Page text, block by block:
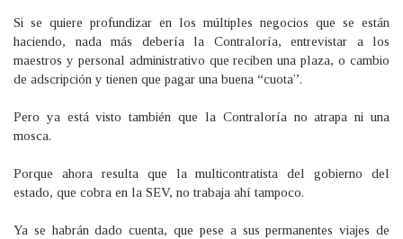
Si se quiere profundizar en los múltiples negocios que se están
haciendo, nada más debería la Contraloría, entrevistar a los
maestros y personal administrativo que reciben una plaza, o cambio
de adscripción y tienen que pagar una buena “cuota”.
Pero ya está visto también que la Contraloría no atrapa ni una
mosca.
Porque ahora resulta que la multicontratista del gobierno del
estado, que cobra en la SEV, no trabaja ahí tampoco.
Ya se habrán dado cuenta, que pese a sus permanentes viajes de